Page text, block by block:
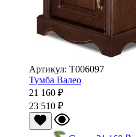
Артикул: Т006097
Тумба Валео
21 160 ₽
23 510 ₽